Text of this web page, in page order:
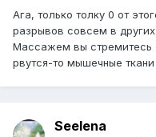
Ага, только толку 0 от
разрывов совсем в
Массажем вы стремитесь
рвутся-то мышечные ткани
Seelena